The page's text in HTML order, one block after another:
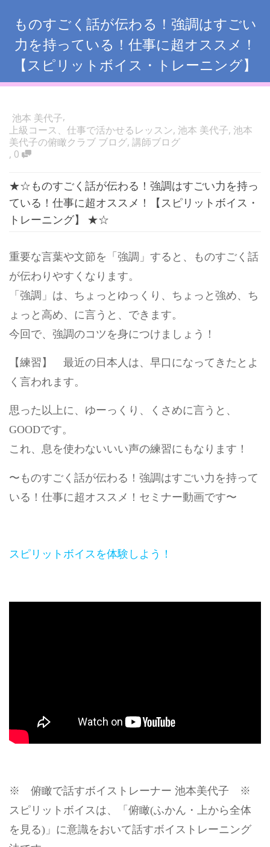
ものすごく話が伝わる！強調はすごい
力を持っている！仕事に超オススメ！
【スピリットボイス・トレーニング】
池本 美代子,
上級コース、仕事で活かせるレッスン, 池本 美代子, 池本
美代子の俯瞰クラブ ブログ, 講師ブログ
, 0
★☆ものすごく話が伝わる！強調はすごい力を持っ
ている！仕事に超オススメ！【スピリットボイス・
トレーニング】 ★☆
重要な言葉や文節を「強調」すると、ものすごく話
が伝わりやすくなります。
「強調」は、ちょっとゆっくり、ちょっと強め、ち
ょっと高め、に言うと、できます。
今回で、強調のコツを身につけましょう！
【練習】 最近の日本人は、早口になってきたとよ
く言われます。
思った以上に、ゆーっくり、くさめに言うと、
GOODです。
これ、息を使わないいい声の練習にもなります！
〜ものすごく話が伝わる！強調はすごい力を持って
いる！仕事に超オススメ！セミナー動画です〜
スピリットボイスを体験しよう！
※ 俯瞰で話すボイストレーナー 池本美代子 ※
スピリットボイスは、「俯瞰(ふかん・上から全体
を見る)」に意識をおいて話すボイストレーニング